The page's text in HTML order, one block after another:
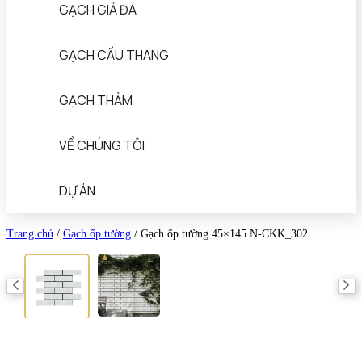
GẠCH GIẢ ĐÁ
GẠCH CẦU THANG
GẠCH THẢM
VỀ CHÚNG TÔI
DỰ ÁN
Trang chủ / Gạch ốp tường / Gạch ốp tường 45×145 N-CKK_302